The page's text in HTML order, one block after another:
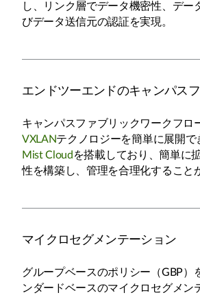
し、リンク層でデータ機密性、デー
びデータ送信元の認証を実現。
エンドツーエンドのキャンパス
キャンパスファブリックワークフロ
VXLANテクノロジーを簡単に展開で
Mist Cloud を搭載しており、簡単に
性を構築し、管理を合理化すること
マイクロセグメンテーション
グループベースのポリシー（GBP）
ンダードベースのマイクロセグメン